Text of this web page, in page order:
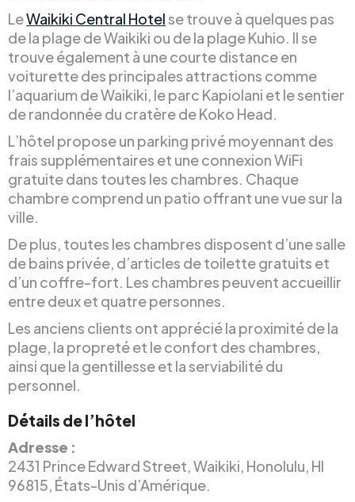
LeWaikiki Central Hotelse trouve à quelques pas
de la plage de Waikiki ou de la plage Kuhio. Il se
trouve également à une courte distance en
voiturette des principales attractions comme
l’aquarium de Waikiki, le parc Kapiolani et le sentier
de randonnée du cratère de Koko Head.
L’hôtel propose un parking privé moyennant des
frais supplémentaires et une connexion WiFi
gratuite dans toutes les chambres. Chaque
chambre comprend un patio offrant une vue sur la
ville.
De plus, toutes les chambres disposent d’une salle
de bains privée, d’articles de toilette gratuits et
d’un coffre-fort. Les chambres peuvent accueillir
entre deux et quatre personnes.
Les anciens clients ont apprécié la proximité de la
plage, la propreté et le confort des chambres,
ainsi que la gentillesse et la serviabilité du
personnel.
Détails de l’hôtel
Adresse :
2431 Prince Edward Street, Waikiki, Honolulu, HI
96815, États-Unis d’Amérique.